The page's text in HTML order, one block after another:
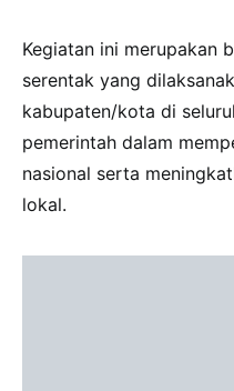
Kegiatan ini merupakan
serentak yang
kabupaten/kota di
pemerintah dalam
nasional serta
lokal.